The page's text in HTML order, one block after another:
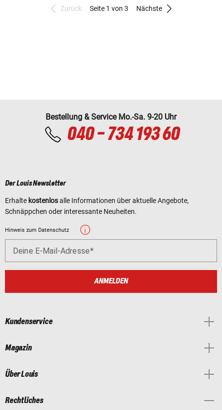
Zurück Seite 1 von 3 Nächste
Bestellung & Service Mo.-Sa. 9-20 Uhr
040 - 734 193 60
Der Louis Newsletter
Erhalte kostenlosalle Informationen über aktuelle Angebote,
Schnäppchen oder interessante Neuheiten.
Hinweis zum Datenschutz
Deine E-Mail-Adresse
ANMELDEN
Kundenservice
Magazin
Über Louis
Rechtliches